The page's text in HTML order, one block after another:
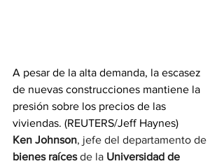
A pesar de la alta demanda, la escasez
de nuevas construcciones mantiene la
presión sobre los precios de las
viviendas. (REUTERS/Jeff Haynes)
Ken Johnson, jefe del departamento de
bienes raíces de la Universidad de